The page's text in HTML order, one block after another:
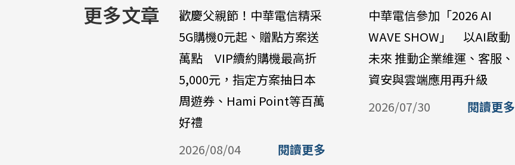
更多文章
歡慶父親節！中華電信精采
5G購機0元起、贈點方案送
萬點 VIP續約購機最高折
5,000元，指定方案抽日本
周遊券、Hami Point等百萬
好禮
2026/08/04
閱讀更多
中華電信參加「2026 AI
WAVE SHOW」 以AI啟動
未來 推動企業維運、客服、
資安與雲端應用再升級
2026/07/30
閱讀更多